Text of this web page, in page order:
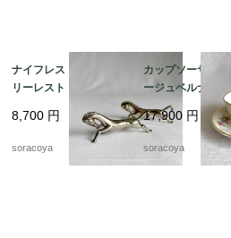
ナイフレスト カトラ
リーレスト 箸置きに
セット 12twew10
8,700 円
soracoya
カップソーサー
ージュベルナル
ローラル 金彩
ンテージ
17,900 円
soracoya